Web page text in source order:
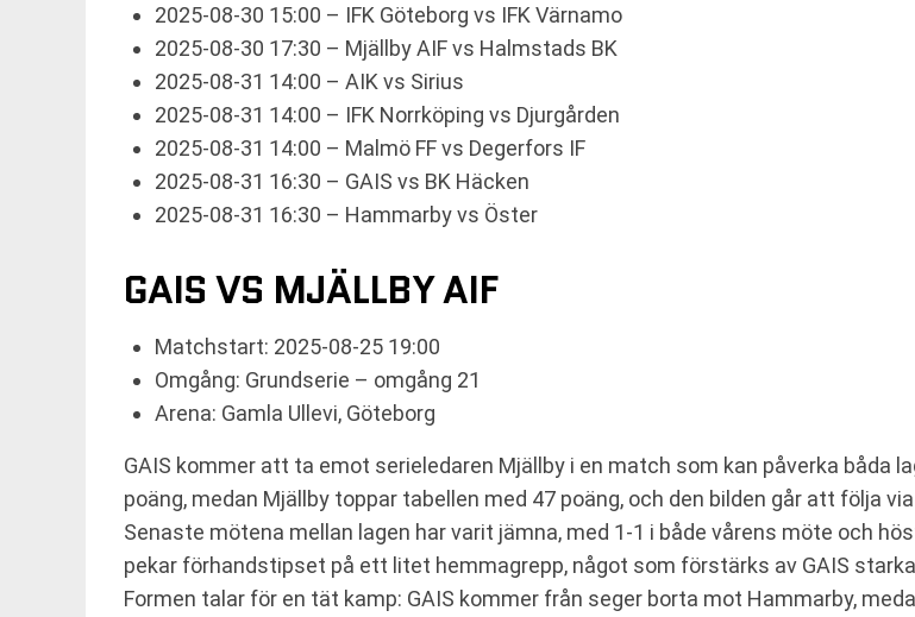
2025-08-30 15:00 – IFK Göteborg vs IFK Värnamo
2025-08-30 17:30 – Mjällby AIF vs Halmstads BK
2025-08-31 14:00 – AIK vs Sirius
2025-08-31 14:00 – IFK Norrköping vs Djurgården
2025-08-31 14:00 – Malmö FF vs Degerfors IF
2025-08-31 16:30 – GAIS vs BK Häcken
2025-08-31 16:30 – Hammarby vs Öster
GAIS VS MJÄLLBY AIF
Matchstart: 2025-08-25 19:00
Omgång: Grundserie – omgång 21
Arena: Gamla Ullevi, Göteborg
GAIS kommer att ta emot serieledaren Mjällby i en match som kan påverka båda
poäng, medan Mjällby toppar tabellen med 47 poäng, och den bilden går att följa via
Senaste mötena mellan lagen har varit jämna, med 1-1 i både vårens möte och
pekar förhandstipset på ett litet hemmagrepp, något som förstärks av GAIS
Formen talar för en tät kamp: GAIS kommer från seger borta mot Hammarby,